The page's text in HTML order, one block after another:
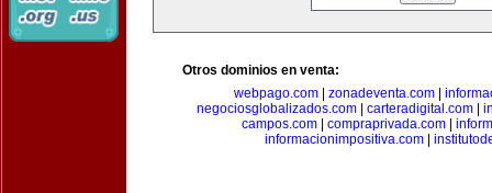
Otros dominios en venta:
webpago.com
zonadeventa.com
negociosglobalizados.com
carteradigital.com
campos.com
compraprivada.com
informacionimpositiva.com